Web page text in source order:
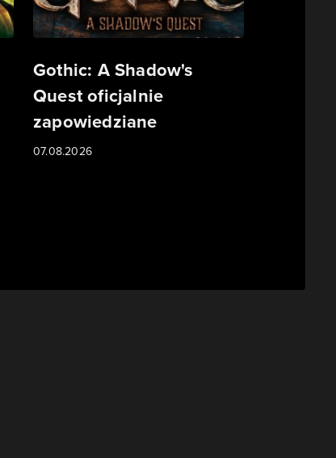
Gothic: A Shadow's
Quest oficjalnie
zapowiedziane
07.08.2026